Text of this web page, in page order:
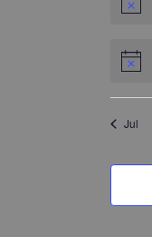
Aviso
Aviso
Jul